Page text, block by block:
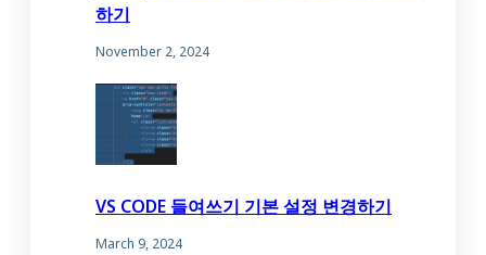
하기
November 2, 2024
VS CODE 들여쓰기 기본 설정 변경하기
March 9, 2024